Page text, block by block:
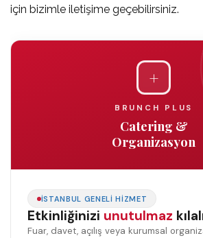
için bizimle iletişime geçebilirsiniz.
+
BRUNCH PLUS
Catering &
Organizasyon
İSTANBUL GENELI HIZMET
Etkinliğinizi unutulmaz
Fuar, davet, açılış veya kurumsal